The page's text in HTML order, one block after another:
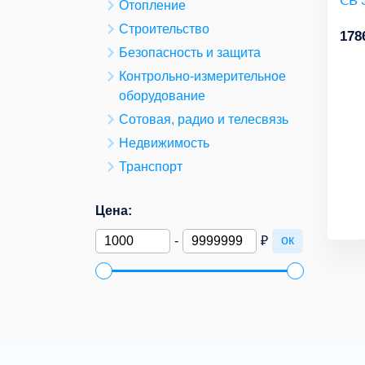
Отопление
Строительство
Безопасность и защита
Контрольно-измерительное
оборудование
Сотовая, радио и телесвязь
Недвижимость
Транспорт
Цена:
- ₽ ок